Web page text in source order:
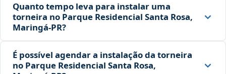
Quanto tempo leva para instalar uma
torneira no Parque Residencial Santa Rosa,
Maringá‑PR?
É possível agendar a instalação da torneira
no Parque Residencial Santa Rosa,